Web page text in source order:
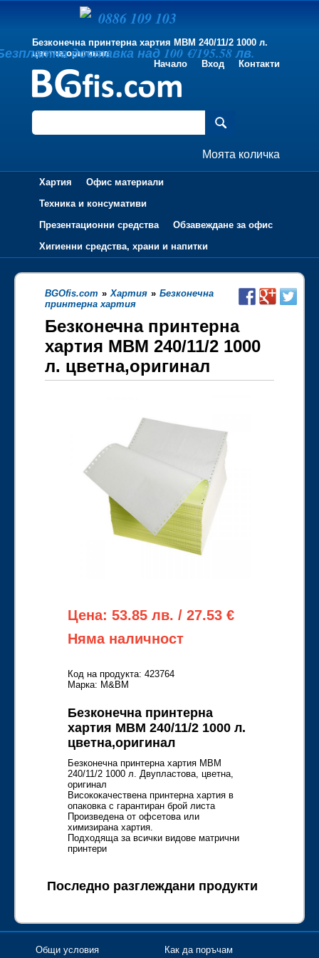
Безконечна принтерна хартия MBM 240/11/2 1000 л.
цветна,оригинал
Начало
Вход Контакти
Моята количка
Хартия
Офис материали
Техника и консумативи
Презентационни средства
Обзавеждане за офис
Хигиенни средства, храни и напитки
BGOfis.com » Хартия » Безконечна
принтерна хартия
Безконечна принтерна
хартия MBM 240/11/2 1000
л. цветна,оригинал
Цена: 53.85 лв. / 27.53 €
Няма наличност
Код на продукта: 423764
Марка: M&BM
Безконечна принтерна
хартия MBM 240/11/2 1000 л.
цветна,оригинал
Безконечна принтерна хартия MBM
240/11/2 1000 л. Двупластова, цветна,
оригинал
Висококачествена принтерна хартия в
опаковка с гарантиран брой листа
Произведена от офсетова или
химизирана хартия.
Подходяща за всички видове матрични
принтери
Последно разглеждани продукти
0886 109 103
доставка над 100 €/195.58 лв.
Общи условия Как да поръчам